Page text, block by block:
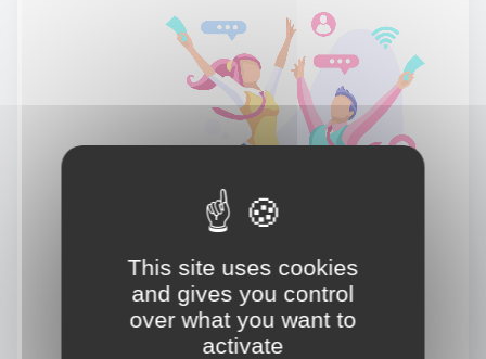
This site uses cookies
and gives you control
over what you want to
activate